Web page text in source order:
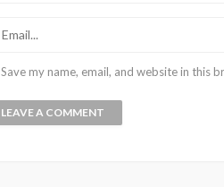
Save my name, email, and website in this